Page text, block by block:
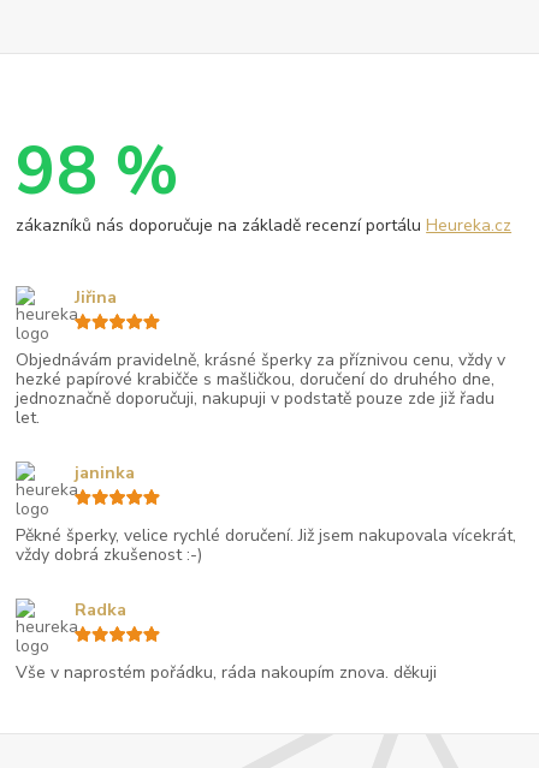
98 %
zákazníků nás doporučuje na základě recenzí portáluHeureka.cz
Objednávám pravidelně, krásné šperky za příznivou cenu, vždy v
hezké papírové krabičče s mašličkou, doručení do druhého dne,
jednoznačně doporučuji, nakupuji v podstatě pouze zde již řadu
let.
Jiřina
Pěkné šperky, velice rychlé doručení. Již jsem nakupovala vícekrát,
vždy dobrá zkušenost :-)
janinka
Vše v naprostém pořádku, ráda nakoupím znova. děkuji
Radka